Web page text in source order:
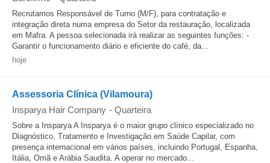
Recrutamos Responsável de Turno (M/F), para contratação e
integração direta numa empresa do Setor da restauração, localizada
em Mafra. A pessoa selecionada irá realizar as seguintes funções: -
Garantir o funcionamento diário e eficiente do café, da...
hoje
Assessoria Clínica (Vilamoura)
Insparya Hair Company - Quarteira
Sobre a Insparya A Insparya é o maior grupo clínico especializado no
Diagnóstico, Tratamento e Investigação em Saúde Capilar, com
presença internacional em vários países, incluindo Portugal, Espanha,
Itália, Omã e Arábia Saudita. A operar no mercado...